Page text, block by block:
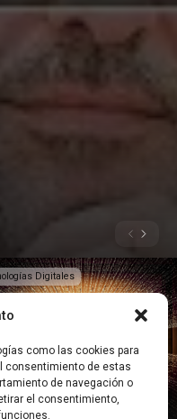
como las cookies para
consentimiento de estas
de navegación o
el consentimiento,
Digitales
| Tecnologías que
el mundo